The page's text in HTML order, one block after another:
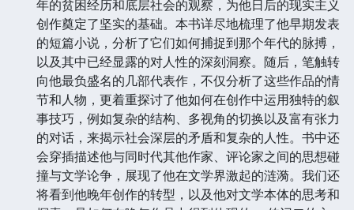
年的贫困经历和底层社会的观察，为他日后的现实主义
创作奠定了坚实的基础。本书详尽地梳理了他早期发表
的短篇小说，分析了它们如何捕捉到那个年代的脉搏，
以及其中已经显露的对人性的深刻洞察。随后，笔触转
向他最负盛名的几部代表作，不仅分析了这些作品的情
节和人物，更着重探讨了他如何在创作中运用独特的叙
事技巧，例如复杂的结构、多视角的切换以及富有张力
的对话，来揭示社会深层的矛盾和复杂的人性。书中还
会穿插描述他与同时代其他作家、评论家之间的思想碰
撞与文学论争，展现了他在文学界激起的涟漪。我们还
将看到他晚年创作的转型，以及他对文学本体的思考和